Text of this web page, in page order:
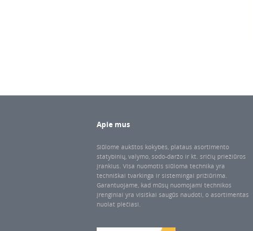
Apie mus
Siūlome aukštos kokybės, plataus asortimento
statybinių, valymo, sodo-daržo ir kt. sričių priežiūros
įrankius. Visa nuomotis siūloma technika yra
techniškai tvarkinga ir sistemingai prižiūrima.
Garantuojame, kad mūsų nuomojami technikos
įrenginiai yra visiškai saugūs naudoti, o asortimentas
nuolat plečiasi.